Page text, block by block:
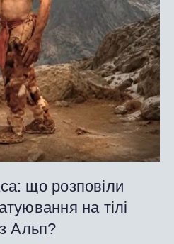
що розповіли
на тілі
з Альп?